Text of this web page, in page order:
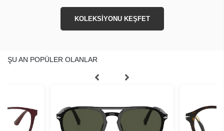
KOLEKSİYONU KEŞFET
ŞU AN POPÜLER OLANLAR